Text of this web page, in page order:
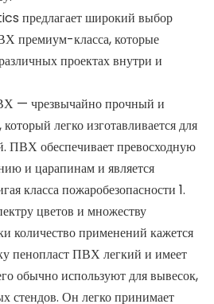
ПВХ представляет собой
легкий, высокопрочный, легко
но легкий материал,
дисплеях, вывесках,
устройствах. Благодаря
он является хорошей
печати, трафаретной печати,
и виниловых надписей. Листы
в широком
Стандартный размер листа —
вариант обрезки по